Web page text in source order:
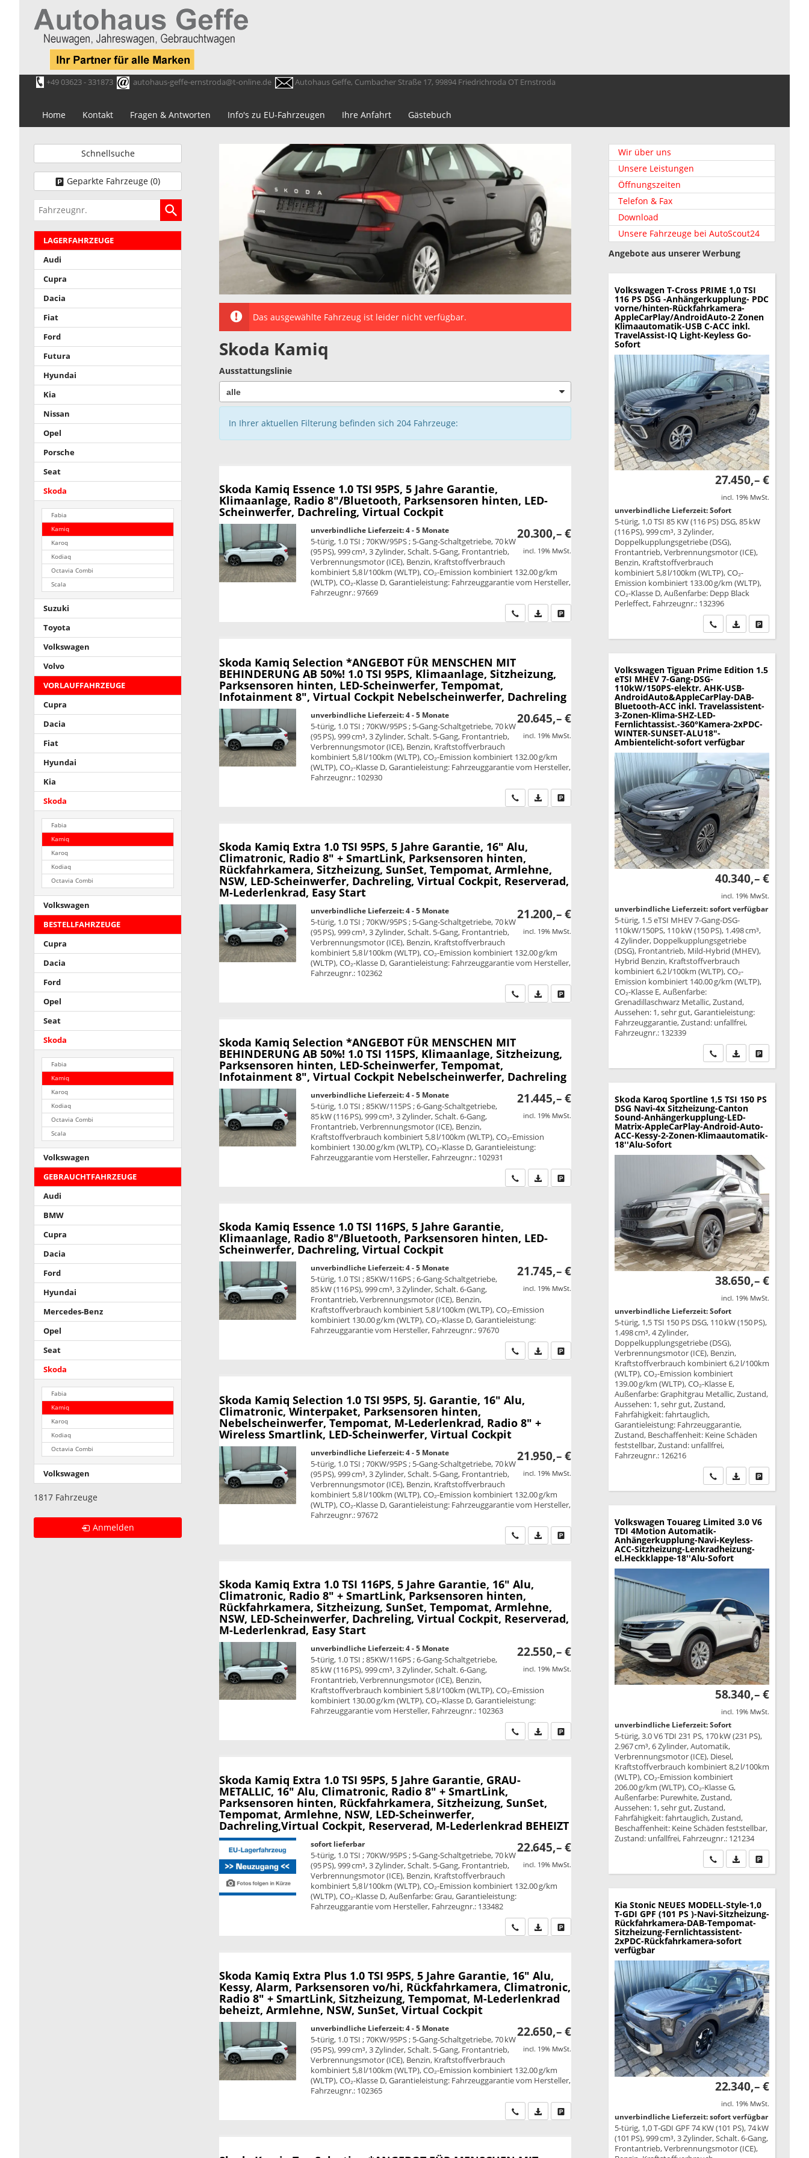
+49 03623 - 331873 autohaus-geffe-ernstroda@t-online.de Autohaus Geffe, Cumbacher Straße 17, 99894 Friedrichroda OT Ernstroda
Home Kontakt Fragen & Antworten Info's zu EU-Fahrzeugen Ihre Anfahrt Gästebuch
Das ausgewählte Fahrzeug ist leider nicht verfügbar.
Skoda Kamiq
Ausstattungslinie
In Ihrer aktuellen Filterung befinden sich 204Fahrzeuge:
Skoda Kamiq Essence 1.0 TSI 95PS, 5 Jahre Garantie,
Klimaanlage, Radio 8"/Bluetooth, Parksensoren hinten, LED-
Scheinwerfer, Dachreling, Virtual Cockpit
20.300,– €
incl. 19% MwSt.
unverbindliche Lieferzeit: 4 - 5 Monate
5-türig, 1.0 TSI ; 70KW/95PS ; 5-Gang-Schaltgetriebe, 70 kW
(95 PS), 999 cm³, 3 Zylinder, Schalt. 5-Gang, Frontantrieb,
Verbrennungsmotor (ICE), Benzin, Kraftstoffverbrauch
kombiniert 5,8 l/100km (WLTP), CO₂-Emission kombiniert 132.00 g/km
(WLTP), CO₂-Klasse D, Garantieleistung: Fahrzeuggarantie vom Hersteller,
Fahrzeugnr.: 97669
Wir rufen Sie anPDF-Datei, Fahrzeugexposé drucken
Skoda Kamiq Selection *ANGEBOT FÜR MENSCHEN MIT
BEHINDERUNG AB 50%! 1.0 TSI 95PS, Klimaanlage, Sitzheizung,
Parksensoren hinten, LED-Scheinwerfer, Tempomat,
Infotainment 8", Virtual Cockpit Nebelscheinwerfer, Dachreling
20.645,– €
incl. 19% MwSt.
unverbindliche Lieferzeit: 4 - 5 Monate
5-türig, 1.0 TSI ; 70KW/95PS ; 5-Gang-Schaltgetriebe, 70 kW
(95 PS), 999 cm³, 3 Zylinder, Schalt. 5-Gang, Frontantrieb,
Verbrennungsmotor (ICE), Benzin, Kraftstoffverbrauch
kombiniert 5,8 l/100km (WLTP), CO₂-Emission kombiniert 132.00 g/km
(WLTP), CO₂-Klasse D, Garantieleistung: Fahrzeuggarantie vom Hersteller,
Fahrzeugnr.: 102930
Wir rufen Sie anPDF-Datei, Fahrzeugexposé drucken
Drucken, parken oder vergleichen
Skoda Kamiq Extra 1.0 TSI 95PS, 5 Jahre Garantie, 16" Alu,
Climatronic, Radio 8" + SmartLink, Parksensoren hinten,
Rückfahrkamera, Sitzheizung, SunSet, Tempomat, Armlehne,
NSW, LED-Scheinwerfer, Dachreling, Virtual Cockpit, Reserverad,
M-Lederlenkrad, Easy Start
21.200,– €
incl. 19% MwSt.
unverbindliche Lieferzeit: 4 - 5 Monate
5-türig, 1.0 TSI ; 70KW/95PS ; 5-Gang-Schaltgetriebe, 70 kW
(95 PS), 999 cm³, 3 Zylinder, Schalt. 5-Gang, Frontantrieb,
Verbrennungsmotor (ICE), Benzin, Kraftstoffverbrauch
kombiniert 5,8 l/100km (WLTP), CO₂-Emission kombiniert 132.00 g/km
(WLTP), CO₂-Klasse D, Garantieleistung: Fahrzeuggarantie vom Hersteller,
Fahrzeugnr.: 102362
Wir rufen Sie anPDF-Datei, Fahrzeugexposé drucken
Drucken, parken oder vergleichen
Skoda Kamiq Selection *ANGEBOT FÜR MENSCHEN MIT
BEHINDERUNG AB 50%! 1.0 TSI 115PS, Klimaanlage, Sitzheizung,
Parksensoren hinten, LED-Scheinwerfer, Tempomat,
Infotainment 8", Virtual Cockpit Nebelscheinwerfer, Dachreling
21.445,– €
incl. 19% MwSt.
unverbindliche Lieferzeit: 4 - 5 Monate
5-türig, 1.0 TSI ; 85KW/115PS ; 6-Gang-Schaltgetriebe,
85 kW (116 PS), 999 cm³, 3 Zylinder, Schalt. 6-Gang,
Frontantrieb, Verbrennungsmotor (ICE), Benzin,
Kraftstoffverbrauch kombiniert 5,8 l/100km (WLTP), CO₂-Emission
kombiniert 130.00 g/km (WLTP), CO₂-Klasse D, Garantieleistung:
Fahrzeuggarantie vom Hersteller, Fahrzeugnr.: 102931
Wir rufen Sie anPDF-Datei, Fahrzeugexposé drucken
Skoda Kamiq Essence 1.0 TSI 116PS, 5 Jahre Garantie,
Klimaanlage, Radio 8"/Bluetooth, Parksensoren hinten, LED-
Scheinwerfer, Dachreling, Virtual Cockpit
21.745,– €
incl. 19% MwSt.
unverbindliche Lieferzeit: 4 - 5 Monate
5-türig, 1.0 TSI ; 85KW/116PS ; 6-Gang-Schaltgetriebe,
85 kW (116 PS), 999 cm³, 3 Zylinder, Schalt. 6-Gang,
Frontantrieb, Verbrennungsmotor (ICE), Benzin,
Kraftstoffverbrauch kombiniert 5,8 l/100km (WLTP), CO₂-Emission
kombiniert 130.00 g/km (WLTP), CO₂-Klasse D, Garantieleistung:
Fahrzeuggarantie vom Hersteller, Fahrzeugnr.: 97670
Wir rufen Sie anPDF-Datei, Fahrzeugexposé drucken
Drucken, parken oder vergleichen
Skoda Kamiq Selection 1.0 TSI 95PS, 5J. Garantie, 16" Alu,
Climatronic, Winterpaket, Parksensoren hinten,
Nebelscheinwerfer, Tempomat, M-Lederlenkrad, Radio 8" +
Wireless Smartlink, LED-Scheinwerfer, Virtual Cockpit
21.950,– €
incl. 19% MwSt.
unverbindliche Lieferzeit: 4 - 5 Monate
5-türig, 1.0 TSI ; 70KW/95PS ; 5-Gang-Schaltgetriebe, 70 kW
(95 PS), 999 cm³, 3 Zylinder, Schalt. 5-Gang, Frontantrieb,
Verbrennungsmotor (ICE), Benzin, Kraftstoffverbrauch
kombiniert 5,8 l/100km (WLTP), CO₂-Emission kombiniert 132.00 g/km
(WLTP), CO₂-Klasse D, Garantieleistung: Fahrzeuggarantie vom Hersteller,
Fahrzeugnr.: 97672
Wir rufen Sie anPDF-Datei, Fahrzeugexposé drucken
Drucken, parken oder vergleichen
Skoda Kamiq Extra 1.0 TSI 116PS, 5 Jahre Garantie, 16" Alu,
Climatronic, Radio 8" + SmartLink, Parksensoren hinten,
Rückfahrkamera, Sitzheizung, SunSet, Tempomat, Armlehne,
NSW, LED-Scheinwerfer, Dachreling, Virtual Cockpit, Reserverad,
M-Lederlenkrad, Easy Start
22.550,– €
incl. 19% MwSt.
unverbindliche Lieferzeit: 4 - 5 Monate
5-türig, 1.0 TSI ; 85KW/116PS ; 6-Gang-Schaltgetriebe,
85 kW (116 PS), 999 cm³, 3 Zylinder, Schalt. 6-Gang,
Frontantrieb, Verbrennungsmotor (ICE), Benzin,
Kraftstoffverbrauch kombiniert 5,8 l/100km (WLTP), CO₂-Emission
kombiniert 130.00 g/km (WLTP), CO₂-Klasse D, Garantieleistung:
Fahrzeuggarantie vom Hersteller, Fahrzeugnr.: 102363
Wir rufen Sie anPDF-Datei, Fahrzeugexposé drucken
Drucken, parken oder vergleichen
Skoda Kamiq Extra 1.0 TSI 95PS, 5 Jahre Garantie, GRAU-
METALLIC, 16" Alu, Climatronic, Radio 8" + SmartLink,
Parksensoren hinten, Rückfahrkamera, Sitzheizung, SunSet,
Tempomat, Armlehne, NSW, LED-Scheinwerfer,
Dachreling,Virtual Cockpit, Reserverad, M-Lederlenkrad BEHEIZT
22.645,– €
incl. 19% MwSt.
sofort lieferbar
5-türig, 1.0 TSI ; 70KW/95PS ; 5-Gang-Schaltgetriebe, 70 kW
(95 PS), 999 cm³, 3 Zylinder, Schalt. 5-Gang, Frontantrieb,
Verbrennungsmotor (ICE), Benzin, Kraftstoffverbrauch
kombiniert 5,8 l/100km (WLTP), CO₂-Emission kombiniert 132.00 g/km
(WLTP), CO₂-Klasse D, Außenfarbe: Grau, Garantieleistung:
Fahrzeuggarantie vom Hersteller, Fahrzeugnr.: 133482
Wir rufen Sie anPDF-Datei, Fahrzeugexposé drucken
Drucken, parken oder vergleichen
Skoda Kamiq Extra Plus 1.0 TSI 95PS, 5 Jahre Garantie, 16" Alu,
Kessy, Alarm, Parksensoren vo/hi, Rückfahrkamera, Climatronic,
Radio 8" + SmartLink, Sitzheizung, Tempomat, M-Lederlenkrad
beheizt, Armlehne, NSW, SunSet, Virtual Cockpit
22.650,– €
incl. 19% MwSt.
unverbindliche Lieferzeit: 4 - 5 Monate
5-türig, 1.0 TSI ; 70KW/95PS ; 5-Gang-Schaltgetriebe, 70 kW
(95 PS), 999 cm³, 3 Zylinder, Schalt. 5-Gang, Frontantrieb,
Verbrennungsmotor (ICE), Benzin, Kraftstoffverbrauch
kombiniert 5,8 l/100km (WLTP), CO₂-Emission kombiniert 132.00 g/km
(WLTP), CO₂-Klasse D, Garantieleistung: Fahrzeuggarantie vom Hersteller,
Fahrzeugnr.: 102365
Wir rufen Sie anPDF-Datei, Fahrzeugexposé drucken
Schnellsuche
Geparkte Fahrzeuge (0)
Fahrzeugnr.
LAGERFAHRZEUGE
Audi
Cupra
Dacia
Fiat
Ford
Futura
Hyundai
Kia
Nissan
Opel
Porsche
Seat
Skoda
Fabia
Kamiq
Karoq
Kodiaq
Octavia Combi
Scala
Suzuki
Toyota
Volkswagen
Volvo
VORLAUFFAHRZEUGE
Cupra
Dacia
Fiat
Hyundai
Kia
Skoda
Fabia
Kamiq
Karoq
Kodiaq
Octavia Combi
Volkswagen
BESTELLFAHRZEUGE
Cupra
Dacia
Ford
Opel
Seat
Skoda
Fabia
Kamiq
Karoq
Kodiaq
Octavia Combi
Scala
Volkswagen
GEBRAUCHTFAHRZEUGE
Audi
BMW
Cupra
Dacia
Ford
Hyundai
Mercedes-Benz
Opel
Seat
Skoda
Fabia
Kamiq
Karoq
Kodiaq
Octavia Combi
Volkswagen
1817 Fahrzeuge
Anmelden
Wir über uns
Unsere Leistungen
Öffnungszeiten
Telefon & Fax
Download
Unsere Fahrzeuge bei AutoScout24
Angebote aus unserer Werbung
Volkswagen T-Cross PRIME 1,0 TSI
116 PS DSG -Anhängerkupplung- PDC
vorne/hinten-Rückfahrkamera-
AppleCarPlay/AndroidAuto-2 Zonen
Klimaautomatik-USB C-ACC inkl.
TravelAssist-IQ Light-Keyless Go-
Sofort
27.450,– €
incl. 19% MwSt.
unverbindliche Lieferzeit: Sofort
5-türig, 1,0 TSI 85 KW (116 PS) DSG, 85 kW
(116 PS), 999 cm³, 3 Zylinder,
Doppelkupplungsgetriebe (DSG),
Frontantrieb, Verbrennungsmotor (ICE),
Benzin, Kraftstoffverbrauch
kombiniert 5,8 l/100km (WLTP), CO₂-
Emission kombiniert 133.00 g/km (WLTP),
CO₂-Klasse D, Außenfarbe: Depp Black
Perleffect, Fahrzeugnr.: 132396
Wir rufen Sie an
PDF-Datei,Drucken,
Volkswagen Tiguan Prime Edition 1.5
eTSI MHEV 7-Gang-DSG-
110kW/150PS-elektr. AHK-USB-
AndroidAuto&AppleCarPlay-DAB-
Bluetooth-ACC inkl. Travelassistent-
3-Zonen-Klima-SHZ-LED-
Fernlichtassist.-360°Kamera-2xPDC-
WINTER-SUNSET-ALU18"-
Ambientelicht-sofort verfügbar
40.340,– €
incl. 19% MwSt.
unverbindliche Lieferzeit: sofort verfügbar
5-türig, 1.5 eTSI MHEV 7-Gang-DSG-
110kW/150PS, 110 kW (150 PS), 1.498 cm³,
4 Zylinder, Doppelkupplungsgetriebe
(DSG), Frontantrieb, Mild-Hybrid (MHEV),
Hybrid Benzin, Kraftstoffverbrauch
kombiniert 6,2 l/100km (WLTP), CO₂-
Emission kombiniert 140.00 g/km (WLTP),
CO₂-Klasse E, Außenfarbe:
Grenadillaschwarz Metallic, Zustand,
Aussehen: 1, sehr gut, Garantieleistung:
Fahrzeuggarantie, Zustand: unfallfrei,
Fahrzeugnr.: 132339
Wir rufen Sie an
PDF-Datei,Drucken,
Skoda Karoq Sportline 1,5 TSI 150 PS
DSG Navi-4x Sitzheizung-Canton
Sound-Anhängerkupplung-LED-
Matrix-AppleCarPlay-Android-Auto-
ACC-Kessy-2-Zonen-Klimaautomatik-
18''Alu-Sofort
38.650,– €
incl. 19% MwSt.
unverbindliche Lieferzeit: Sofort
5-türig, 1,5 TSI 150 PS DSG, 110 kW (150 PS),
1.498 cm³, 4 Zylinder,
Doppelkupplungsgetriebe (DSG),
Verbrennungsmotor (ICE), Benzin,
Kraftstoffverbrauch kombiniert 6,2 l/100km
(WLTP), CO₂-Emission kombiniert
139.00 g/km (WLTP), CO₂-Klasse E,
Außenfarbe: Graphitgrau Metallic, Zustand,
Aussehen: 1, sehr gut, Zustand,
Fahrfähigkeit: fahrtauglich,
Garantieleistung: Fahrzeuggarantie,
Zustand, Beschaffenheit: Keine Schäden
feststellbar, Zustand: unfallfrei,
Fahrzeugnr.: 126216
Wir rufen Sie an
PDF-Datei,Drucken,
Volkswagen Touareg Limited 3.0 V6
TDI 4Motion Automatik-
Anhängerkupplung-Navi-Keyless-
ACC-Sitzheizung-Lenkradheizung-
el.Heckklappe-18''Alu-Sofort
58.340,– €
incl. 19% MwSt.
unverbindliche Lieferzeit: Sofort
5-türig, 3.0 V6 TDI 231 PS, 170 kW (231 PS),
2.967 cm³, 6 Zylinder, Automatik,
Verbrennungsmotor (ICE), Diesel,
Kraftstoffverbrauch kombiniert 8,2 l/100km
(WLTP), CO₂-Emission kombiniert
206.00 g/km (WLTP), CO₂-Klasse G,
Außenfarbe: Purewhite, Zustand,
Aussehen: 1, sehr gut, Zustand,
Fahrfähigkeit: fahrtauglich, Zustand,
Beschaffenheit: Keine Schäden feststellbar,
Zustand: unfallfrei, Fahrzeugnr.: 121234
Wir rufen Sie an
PDF-Datei,Drucken,
Kia Stonic NEUES MODELL-Style-1,0
T-GDI GPF (101 PS )-Navi-Sitzheizung-
Rückfahrkamera-DAB-Tempomat-
Sitzheizung-Fernlichtassistent-
2xPDC-Rückfahrkamera-sofort
verfügbar
22.340,– €
incl. 19% MwSt.
unverbindliche Lieferzeit: sofort verfügbar
5-türig, 1,0 T-GDI GPF 74 KW (101 PS), 74 kW
(101 PS), 999 cm³, 3 Zylinder, Schalt. 6-Gang,
Frontantrieb, Verbrennungsmotor (ICE),